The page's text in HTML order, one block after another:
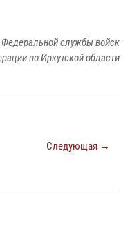
службы войск
по Иркутской области
Следующая →